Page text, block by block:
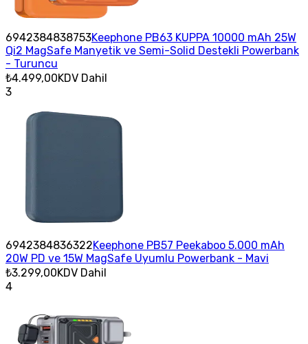
6942384838753Keephone PB63 KUPPA 10000 mAh 25W
Qi2 MagSafe Manyetik ve Semi-Solid Destekli Powerbank
- Turuncu
₺4.499,00KDV Dahil
3
6942384836322Keephone PB57 Peekaboo 5.000 mAh
20W PD ve 15W MagSafe Uyumlu Powerbank - Mavi
₺3.299,00KDV Dahil
4